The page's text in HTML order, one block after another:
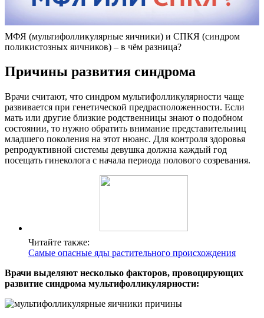
МФЯ (мультифолликулярные яичники) и СПКЯ (синдром
поликистозных яичников) – в чём разница?
Причины развития синдрома
Врачи считают, что синдром мультифолликулярности чаще
развивается при генетической предрасположенности. Если
мать или другие близкие родственницы знают о подобном
состоянии, то нужно обратить внимание представительниц
младшего поколения на этот нюанс. Для контроля здоровья
репродуктивной системы девушка должна каждый год
посещать гинеколога с начала периода полового созревания.
Читайте также:
Самые опасные яды растительного происхождения
Врачи выделяют несколько факторов, провоцирующих
развитие синдрома мультифолликулярности: